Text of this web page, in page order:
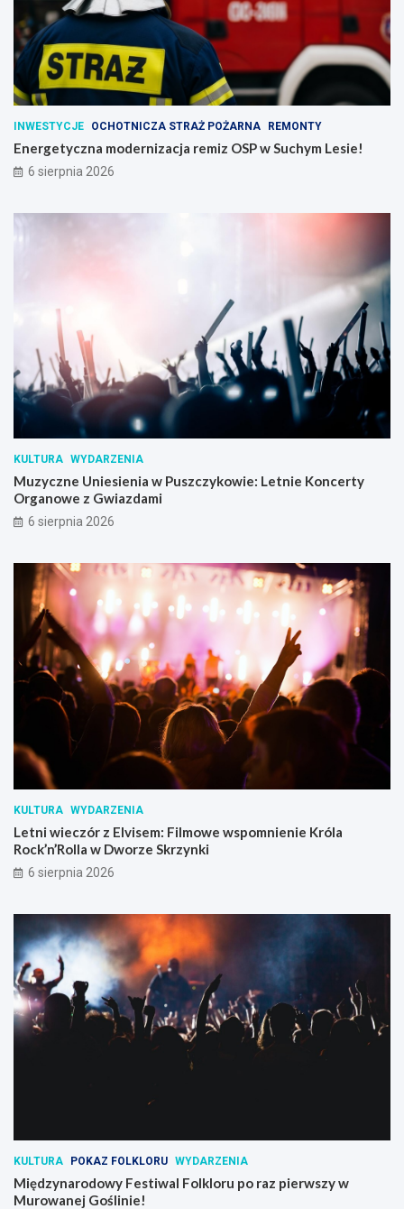
INWESTYCJE OCHOTNICZA STRAŻ POŻARNA REMONTY
Energetyczna modernizacja remiz OSP w Suchym Lesie!
6 sierpnia 2026
KULTURA WYDARZENIA
Muzyczne Uniesienia w Puszczykowie: Letnie Koncerty
Organowe z Gwiazdami
6 sierpnia 2026
KULTURA WYDARZENIA
Letni wieczór z Elvisem: Filmowe wspomnienie Króla
Rock’n’Rolla w Dworze Skrzynki
6 sierpnia 2026
KULTURA POKAZ FOLKLORU WYDARZENIA
Międzynarodowy Festiwal Folkloru po raz pierwszy w
Murowanej Goślinie!